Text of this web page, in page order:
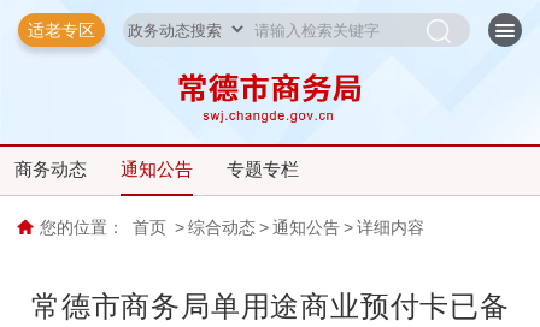
适老专区
商务动态 通知公告 专题专栏
您的位置： 首页 > 综合动态 > 通知公告 > 详细内容
常德市商务局单用途商业预付卡已备